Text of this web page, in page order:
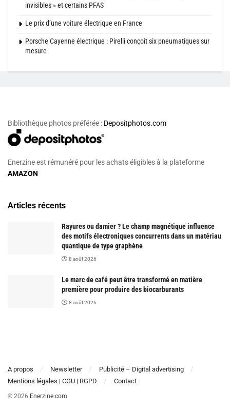
invisibles » et certains PFAS
Le prix d’une voiture électrique en France
Porsche Cayenne électrique : Pirelli conçoit six pneumatiques sur
mesure
Bibliothèque photos préférée : Depositphotos.com
Enerzine est rémunéré pour les achats éligibles à la plateforme
AMAZON
Articles récents
Rayures ou damier ? Le champ magnétique influence
des motifs électroniques concurrents dans un matériau
quantique de type graphène
8 août 2026
Le marc de café peut être transformé en matière
première pour produire des biocarburants
8 août 2026
A propos Newsletter
Publicité – Digital advertising
Mentions légales | CGU | RGPD
Contact
© 2026 Enerzine.com